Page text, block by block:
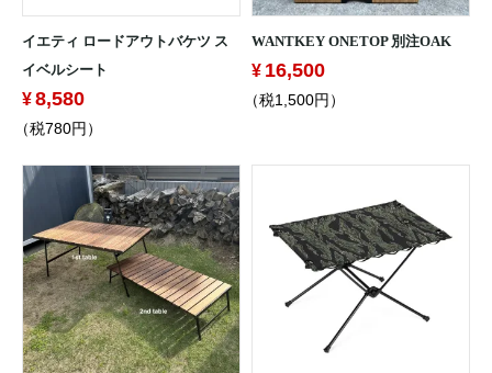
イエティ ロードアウトバケツ ス
イベルシート
8,580
（税780円）
WANTKEY ONETOP 別注OAK
16,500
（税1,500円）